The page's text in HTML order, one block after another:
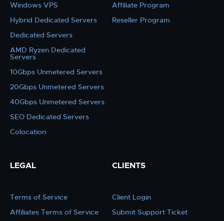
Windows VPS
Hybrid Dedicated Servers
Dedicated Servers
AMD Ryzen Dedicated
Servers
10Gbps Unmetered Servers
20Gbps Unmetered Servers
40Gbps Unmetered Servers
SEO Dedicated Servers
Colocation
Affiliate Program
Reseller Program
LEGAL
Terms of Service
Affiliates Terms of Service
CLIENTS
Client Login
Submit Support Ticket